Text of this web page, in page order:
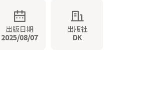
出版日期
2025/08/07
出版社
DK